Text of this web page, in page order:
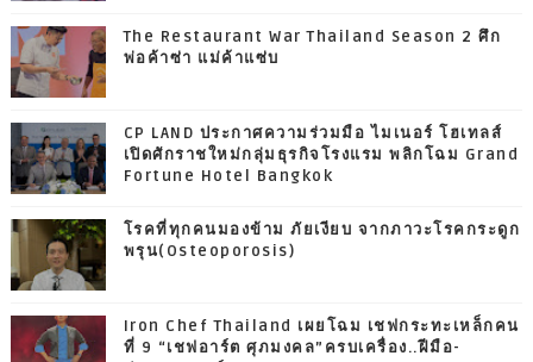
The Restaurant War Thailand Season 2 ศึก
พ่อค้าซ่า แม่ค้าแซ่บ
CP LAND ประกาศความร่วมมือ ไมเนอร์ โฮเทลส์
เปิดศักราชใหม่กลุ่มธุรกิจโรงแรม พลิกโฉม Grand
Fortune Hotel Bangkok
โรคที่ทุกคนมองข้าม ภัยเงียบ จากภาวะโรคกระดูก
พรุน(Osteoporosis)
Iron Chef Thailand เผยโฉม เชฟกระทะเหล็กคน
ที่ 9 “เชฟอาร์ต ศุภมงคล”ครบเครื่อง..ฝีมือ-